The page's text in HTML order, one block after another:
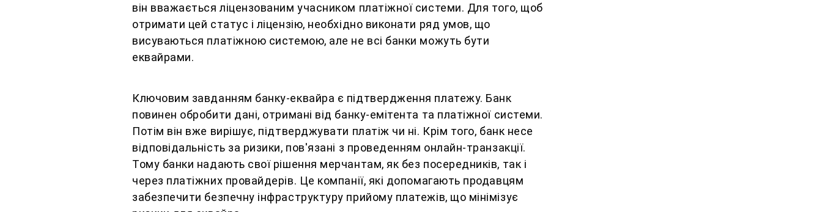
він вважається ліцензованим учасником платіжної системи. Для того, щоб
отримати цей статус і ліцензію, необхідно виконати ряд умов, що
висуваються платіжною системою, але не всі банки можуть бути
еквайрами.
Ключовим завданням банку-еквайра є підтвердження платежу. Банк
повинен обробити дані, отримані від банку-емітента та платіжної системи.
Потім він вже вирішує, підтверджувати платіж чи ні. Крім того, банк несе
відповідальність за ризики, пов'язані з проведенням онлайн-транзакції.
Тому банки надають свої рішення мерчантам, як без посередників, так і
через платіжних провайдерів. Це компанії, які допомагають продавцям
забезпечити безпечну інфраструктуру прийому платежів, що мінімізує